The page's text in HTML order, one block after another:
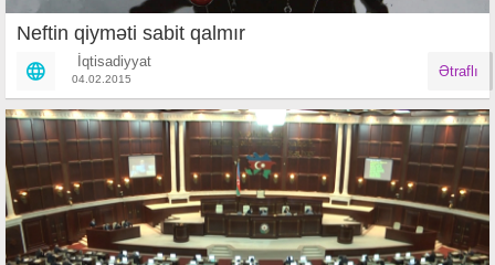
Neftin qiyməti sabit qalmır
İqtisadiyyat
04.02.2015 Ətraflı